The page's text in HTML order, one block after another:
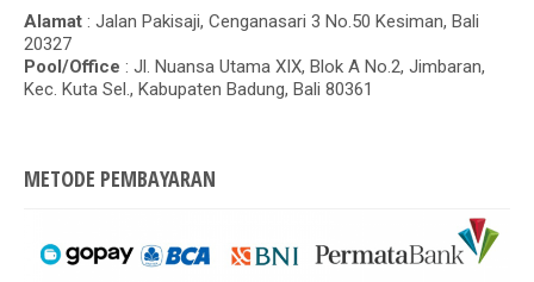
Alamat : Jalan Pakisaji, Cenganasari 3 No.50 Kesiman, Bali
20327
Pool/Office : Jl. Nuansa Utama XIX, Blok A No.2, Jimbaran,
Kec. Kuta Sel., Kabupaten Badung, Bali 80361
METODE PEMBAYARAN